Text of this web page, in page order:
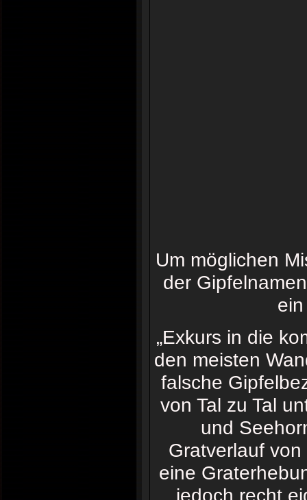
Um möglichen
der
„Exkurs in die
den meisten
falsche
von Tal zu Tal
und
Gratverlauf
eine